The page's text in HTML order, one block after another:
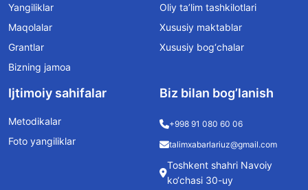
Yangiliklar
Maqolalar
Grantlar
Bizning jamoa
Oliy ta’lim tashkilotlari
Xususiy maktablar
Xususiy bog‘chalar
Ijtimoiy sahifalar
Metodikalar
Foto yangiliklar
Biz bilan bog’lanish
+998 91 080 60 06
talimxabarlariuz@gmail.com
Toshkent shahri Navoiy
ko‘chasi 30-uy